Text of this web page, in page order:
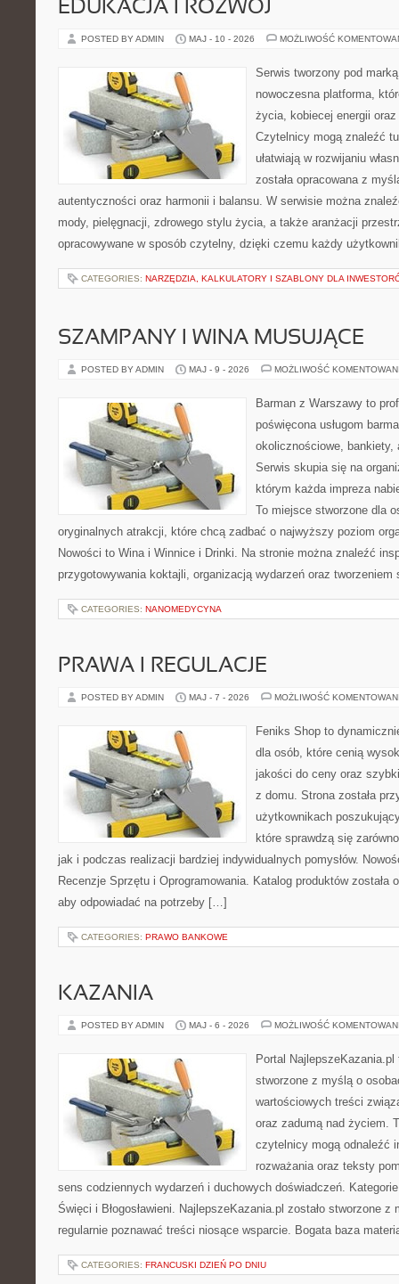
EDUKACJA I ROZWÓJ
POSTED BY ADMIN MAJ - 10 - 2026 MOŻLIWOŚĆ
Serwis tworzony pod
nowoczesna platforma,
życia, kobiecej energii
Czytelnicy mogą znaleźć
ułatwiają w rozwijaniu
została opracowana z
autentyczności oraz harmonii i balansu. W serwisie można
mody, pielęgnacji, zdrowego stylu życia, a także aranżacji
opracowywane w sposób czytelny, dzięki czemu każdy
CATEGORIES: NARZĘDZIA, KALKULATORY I SZABLONY DLA
SZAMPANY I WINA MUSUJĄCE
POSTED BY ADMIN MAJ - 9 - 2026 MOŻLIWOŚĆ
Barman z Warszawy to
poświęcona usługom
okolicznościowe,
Serwis skupia się na
którym każda impreza
To miejsce stworzone dla
oryginalnych atrakcji, które chcą zadbać o najwyższy poziom
Nowości to Wina i Winnice i Drinki. Na stronie można znaleźć
przygotowywania koktajli, organizacją wydarzeń oraz
CATEGORIES: NANOMEDYCYNA
PRAWA I REGULACJE
POSTED BY ADMIN MAJ - 7 - 2026 MOŻLIWOŚĆ
Feniks Shop to
dla osób, które cenią
jakości do ceny oraz
z domu. Strona została
użytkownikach
które sprawdzą się
jak i podczas realizacji bardziej indywidualnych pomysłów.
Recenzje Sprzętu i Oprogramowania. Katalog produktów została
aby odpowiadać na potrzeby […]
CATEGORIES: PRAWO BANKOWE
KAZANIA
POSTED BY ADMIN MAJ - 6 - 2026 MOŻLIWOŚĆ
Portal
stworzone z myślą o
wartościowych treści
oraz zadumą nad życiem.
czytelnicy mogą odnaleźć
rozważania oraz teksty
sens codziennych wydarzeń i duchowych doświadczeń.
Święci i Błogosławieni. NajlepszeKazania.pl zostało stworzone
regularnie poznawać treści niosące wsparcie. Bogata baza
CATEGORIES: FRANCUSKI DZIEŃ PO DNIU